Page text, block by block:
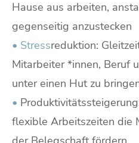
Hause aus arbeiten,
gegenseitig anzustecken
• Stressreduktion:
Mitarbeiter *innen, Beruf
unter einen Hut zu
•
flexible Arbeitszeiten die